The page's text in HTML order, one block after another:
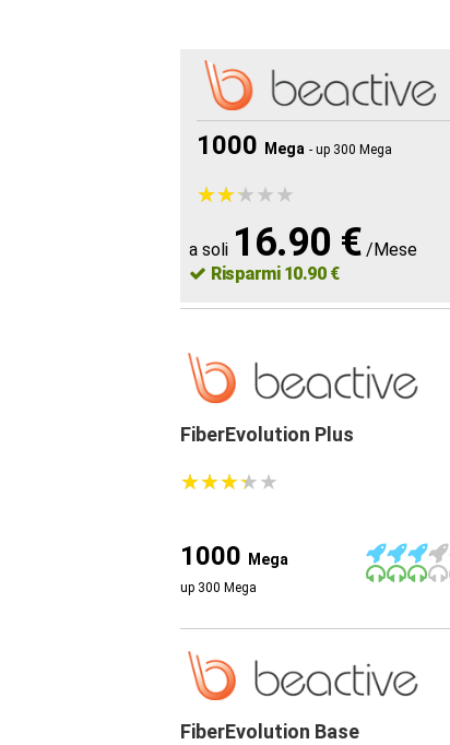
1000 Mega - up 300 Mega
★★★★★
★★★★★
a soli 16.90 € /Mese
Risparmi 10.90 €
FiberEvolution Plus
★★★★★
★★★★★
1000 Mega
up 300 Mega
FiberEvolution Base